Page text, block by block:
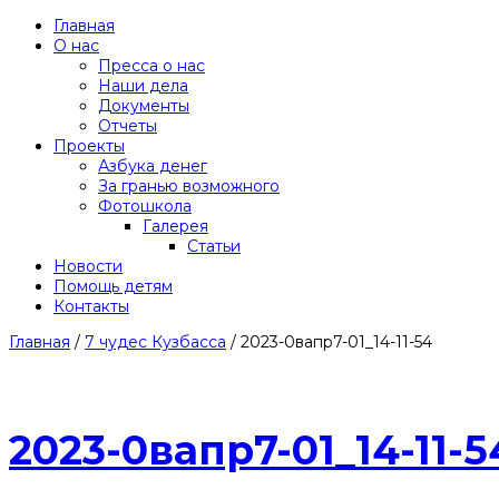
Главная
О нас
Пресса о нас
Наши дела
Документы
Отчеты
Проекты
Азбука денег
За гранью возможного
Фотошкола
Галерея
Статьи
Новости
Помощь детям
Контакты
Главная / 7 чудес Кузбасса / 2023-0вапр7-01_14-11-54
2023-0вапр7-01_14-11-